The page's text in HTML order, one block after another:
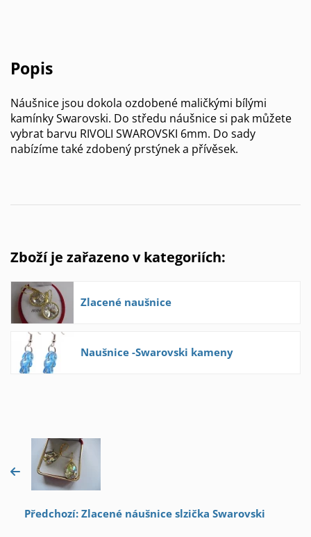
Popis
Náušnice jsou dokola ozdobené maličkými bílými
kamínky Swarovski. Do středu náušnice si pak můžete
vybrat barvu RIVOLI SWAROVSKI 6mm. Do sady
nabízíme také zdobený prstýnek a přívěsek.
Zboží je zařazeno v kategoriích:
Zlacené naušnice
Naušnice -Swarovski kameny
Předchozí: Zlacené náušnice slzička Swarovski